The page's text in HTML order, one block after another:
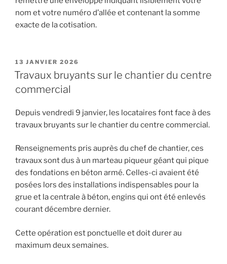
nom et votre numéro d’allée et contenant la somme
exacte de la cotisation.
PUBLIÉ
LE
13 JANVIER 2026
Travaux bruyants sur le chantier du centre
commercial
Depuis vendredi 9 janvier, les locataires font face à des
travaux bruyants sur le chantier du centre commercial.
Renseignements pris auprès du chef de chantier, ces
travaux sont dus à un marteau piqueur géant qui pique
des fondations en béton armé. Celles-ci avaient été
posées lors des installations indispensables pour la
grue et la centrale à béton, engins qui ont été enlevés
courant décembre dernier.
Cette opération est ponctuelle et doit durer au
maximum deux semaines.